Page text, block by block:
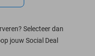
Selecteer dan
jouw Social Deal